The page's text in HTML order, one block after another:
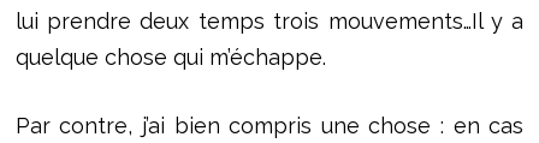
lui prendre deux temps trois mouvements…Il y a
quelque chose qui m’échappe.
Par contre, j’ai bien compris une chose : en cas